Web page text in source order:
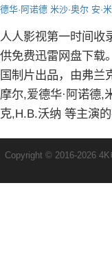
德华·阿诺德 米沙·奥尔 安·
人人影视第一时间收
供免费迅雷网盘下载
国制片出品，由弗兰
摩尔,爱德华·阿诺德,
克,H.B.沃纳 等主演
Copyright © 2016-2026